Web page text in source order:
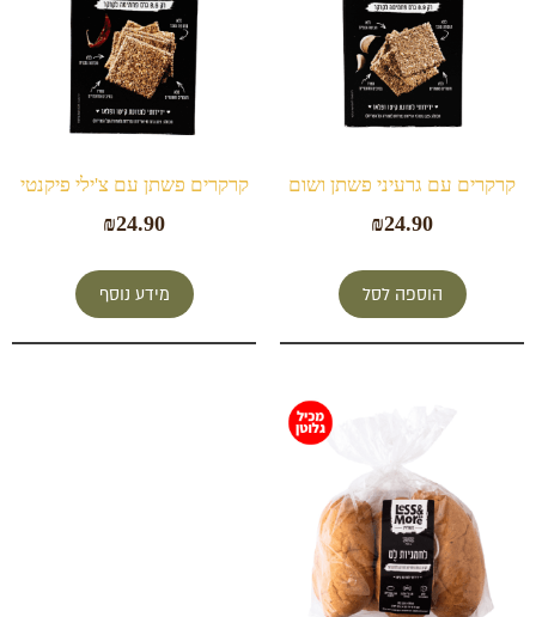
קרקרים עם גרעיני פשתן ושום
₪24.90
הוספה לסל
קרקרים פשתן עם צ'ילי פיקנטי
₪24.90
מידע נוסף